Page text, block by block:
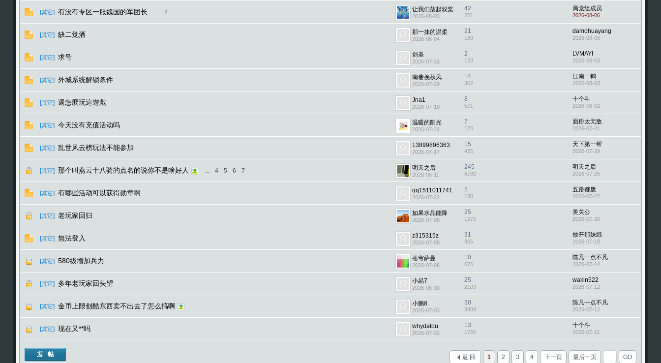
[其它] 有没有专区一服魏国的军团长 ... 2 让我们荡起双桨
2026-08-03
42
271
局党组成员
2026-08-06
[其它] 缺二觉酒 那一抹的温柔
2026-08-04
21
189
damohuayang
2026-08-05
[其它] 求号 剑圣
2026-07-31
2
170
LVMAYI
2026-08-03
[其它] 外城系统解锁条件 南巷挽秋风
2026-07-29
14
302
江南一鹤
2026-08-03
[其它] 還怎麼玩這遊戲 Jna1
2026-07-10
8
571
十个斗
2026-08-02
[其它] 今天没有充值活动吗 温暖的阳光
2026-07-31
7
170
面粉太无敌
2026-07-31
[其它] 乱世风云榜玩法不能参加 13899896363
2026-07-17
15
425
天下第一帮
2026-07-29
[其它] 那个叫燕云十八骑的点名的说你不是啥好人 ... 4 5 6 7 明天之后
2026-06-11
245
6780
明天之后
2026-07-25
[其它] 有哪些活动可以获得勋章啊 qq1511011741.
2026-07-22
2
180
五路都废
2026-07-22
[其它] 老玩家回归 如果水晶能降
2026-07-05
25
1270
美关公
2026-07-20
[其它] 無法登入 z315315z
2026-07-08
31
905
放开那妹纸
2026-07-18
[其它] 580级增加兵力 苍穹萨曼
2026-07-06
10
675
陈凡一点不凡
2026-07-14
[其它] 多年老玩家回头望 小易7
2026-06-30
25
2103
wakin522
2026-07-12
[其它] 金币上限创酷东西卖不出去了怎么搞啊 小鹏8.
2026-07-03
30
3409
陈凡一点不凡
2026-07-12
[其它] 现在又**吗 whydatou
2026-07-02
13
1756
十个斗
2026-07-11
1 2 3 4 下一页 最后一页 GO
返 回